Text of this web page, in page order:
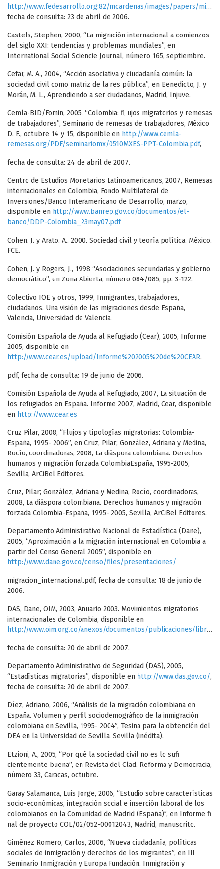
http://www.fedesarrollo.org:82/mcardenas/images/papers/migracionesinternacionalesColombia/migraciones_internacionales_colombia_presentacion.pdf
fecha de consulta: 23 de abril de 2006.
Castels, Stephen, 2000, “La migración internacional a comienzos
del siglo XXI: tendencias y problemas mundiales”, en
International Social Sciencie Journal, número 165, septiembre.
Cefaï; M. A., 2004, “Acción asociativa y ciudadanía común: la
sociedad civil como matriz de la res pública”, en Benedicto, J. y
Morán, M. L., Aprendiendo a ser ciudadanos, Madrid, Injuve.
Cemla-BID/Fomin, 2005, “Colombia: fl ujos migratorios y remesas
de trabajadores”, Seminario de remesas de trabajadores, México
D. F., octubre 14 y 15, disponible en http://www.cemla-
remesas.org/PDF/seminariomx/0510MXES-PPT-Colombia.pdf,
fecha de consulta: 24 de abril de 2007.
Centro de Estudios Monetarios Latinoamericanos, 2007, Remesas
internacionales en Colombia, Fondo Multilateral de
Inversiones/Banco Interamericano de Desarrollo, marzo,
disponible en http://www.banrep.gov.co/documentos/el-
banco/DDP-Colombia_23may07.pdf
Cohen, J. y Arato, A., 2000, Sociedad civil y teoría política, México,
FCE.
Cohen, J. y Rogers, J., 1998 “Asociaciones secundarias y gobierno
democrático”, en Zona Abierta, número 084/085, pp. 3-122.
Colectivo IOE y otros, 1999, Inmigrantes, trabajadores,
ciudadanos. Una visión de las migraciones desde España,
Valencia, Universidad de Valencia.
Comisión Española de Ayuda al Refugiado (Cear), 2005, Informe
2005, disponible en
http://www.cear.es/upload/Informe%202005%20de%20CEAR.
pdf, fecha de consulta: 19 de junio de 2006.
Comisión Española de Ayuda al Refugiado, 2007, La situación de
los refugiados en España. Informe 2007, Madrid, Cear, disponible
en http://www.cear.es
Cruz Pilar, 2008, “Flujos y tipologías migratorias: Colombia-
España, 1995- 2006”, en Cruz, Pilar; González, Adriana y Medina,
Rocío, coordinadoras, 2008, La diáspora colombiana. Derechos
humanos y migración forzada ColombiaEspaña, 1995-2005,
Sevilla, ArCiBel Editores.
Cruz, Pilar; González, Adriana y Medina, Rocío, coordinadoras,
2008, La diáspora colombiana. Derechos humanos y migración
forzada Colombia-España, 1995- 2005, Sevilla, ArCiBel Editores.
Departamento Administrativo Nacional de Estadística (Dane),
2005, “Aproximación a la migración internacional en Colombia a
partir del Censo General 2005”, disponible en
http://www.dane.gov.co/censo/files/presentaciones/
migracion_internacional.pdf, fecha de consulta: 18 de junio de
2006.
DAS, Dane, OIM, 2003, Anuario 2003. Movimientos migratorios
internacionales de Colombia, disponible en
http://www.oim.org.co/anexos/documentos/publicaciones/libro71.pdf
fecha de consulta: 20 de abril de 2007.
Departamento Administrativo de Seguridad (DAS), 2005,
“Estadísticas migratorias”, disponible en http://www.das.gov.co/,
fecha de consulta: 20 de abril de 2007.
Díez, Adriano, 2006, “Análisis de la migración colombiana en
España. Volumen y perfil sociodemográfico de la inmigración
colombiana en Sevilla, 1995- 2004”, Tesina para la obtención del
DEA en la Universidad de Sevilla, Sevilla (inédita).
Etzioni, A., 2005, “Por qué la sociedad civil no es lo sufi
cientemente buena”, en Revista del Clad. Reforma y Democracia,
número 33, Caracas, octubre.
Garay Salamanca, Luis Jorge, 2006, “Estudio sobre características
socio-económicas, integración social e inserción laboral de los
colombianos en la Comunidad de Madrid (España)”, en Informe fi
nal de proyecto COL/02/052-00012043, Madrid, manuscrito.
Giménez Romero, Carlos, 2006, “Nueva ciudadanía, políticas
sociales de inmigración y derechos de los migrantes”, en III
Seminario Inmigración y Europa Fundación. Inmigración y